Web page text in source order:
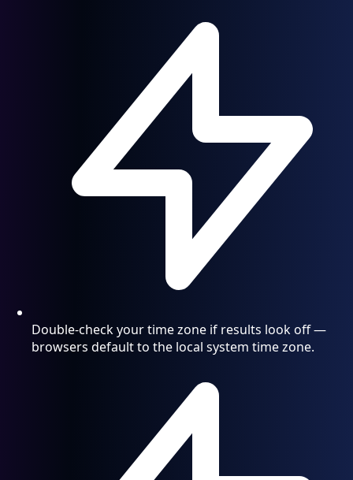
Double-check your time zone if results look off —
browsers default to the local system time zone.